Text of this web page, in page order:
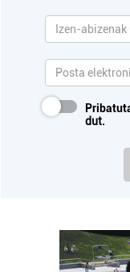
dut.